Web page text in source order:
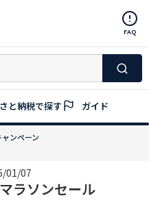
FAQ
と納税で探す ガイド
ンペーン
01/07
ラソンセール